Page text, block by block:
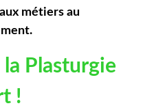
métiers au
!